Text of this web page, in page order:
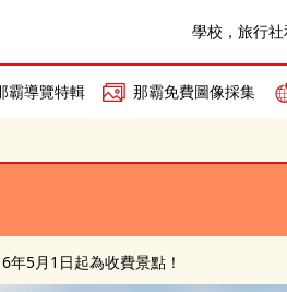
學校，旅行
霸導覽特輯 那霸免費圖像採集
5月1日起為收費景點！